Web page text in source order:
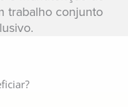
trabalho conjunto